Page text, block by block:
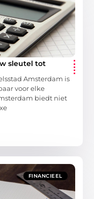
sleutel tot
Amsterdam is
voor elke
biedt niet
FINANCIEEL